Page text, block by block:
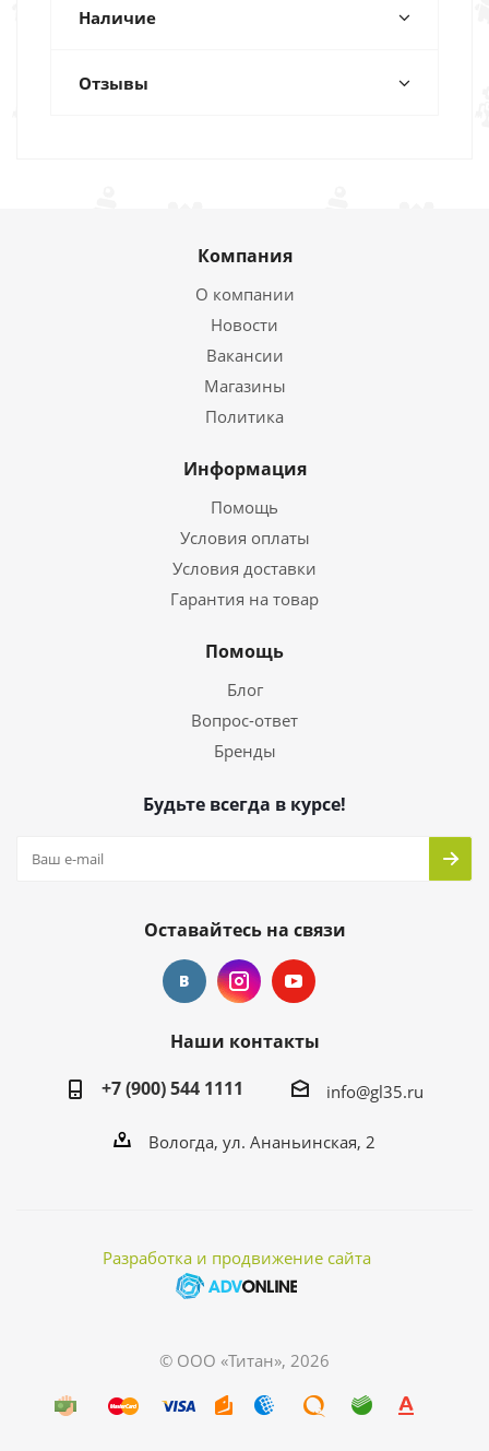
Наличие
Отзывы
Компания
О компании
Новости
Вакансии
Магазины
Политика
Информация
Помощь
Условия оплаты
Условия доставки
Гарантия на товар
Помощь
Блог
Вопрос-ответ
Бренды
Будьте всегда в курсе!
Оставайтесь на связи
Наши контакты
+7 (900) 544 1111
info@gl35.ru
Вологда, ул. Ананьинская, 2
Разработка и продвижение сайта
© ООО «Титан», 2026